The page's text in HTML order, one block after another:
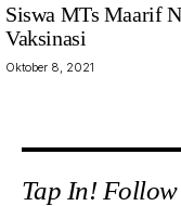
Siswa MTs Maarif
Vaksinasi
Oktober 8, 2021
Tap In!